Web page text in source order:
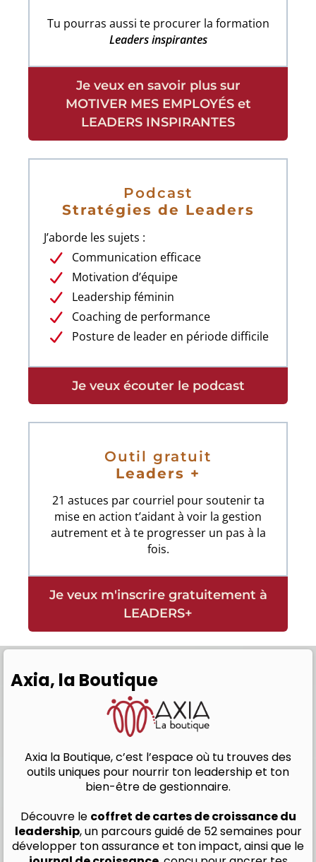
Tu pourras aussi te procurer la formation
Leaders inspirantes
Je veux en savoir plus sur
MOTIVER MES EMPLOYÉS et
LEADERS INSPIRANTES
Podcast
Stratégies de Leaders
J’aborde les sujets :
Communication efficace
Motivation d’équipe
Leadership féminin
Coaching de performance
Posture de leader en période difficile
Je veux écouter le podcast
Outil gratuit
Leaders +
21 astuces par courriel pour soutenir ta
mise en action t’aidant à voir la gestion
autrement et à te progresser un pas à la
fois.
Je veux m'inscrire gratuitement à
LEADERS+
Axia, la Boutique
Axia la Boutique, c’est l’espace où tu trouves des
outils uniques pour nourrir ton leadership et ton
bien-être de gestionnaire.
Découvre le coffret de cartes de croissance du
leadership, un parcours guidé de 52 semaines pour
développer ton assurance et ton impact, ainsi que le